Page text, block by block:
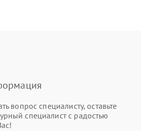
вопрос специалисту, оставьте
специалист с радостью